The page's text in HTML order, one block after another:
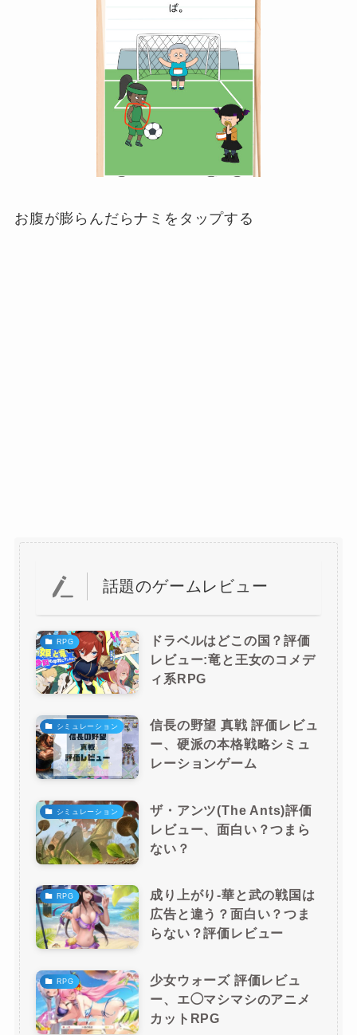
お腹が膨らんだらナミをタップする
話題のゲームレビュー
RPG
ドラベルはどこの国？評価
レビュー:竜と王女のコメデ
ィ系RPG
シミュレーション
信長の野望 真戦 評価レビュ
ー、硬派の本格戦略シミュ
レーションゲーム
シミュレーション
ザ・アンツ(The Ants)評価
レビュー、面白い？つまら
ない？
RPG
成り上がり-華と武の戦国は
広告と違う？面白い？つま
らない？評価レビュー
RPG
少女ウォーズ 評価レビュ
ー、エ◯マシマシのアニメ
カットRPG